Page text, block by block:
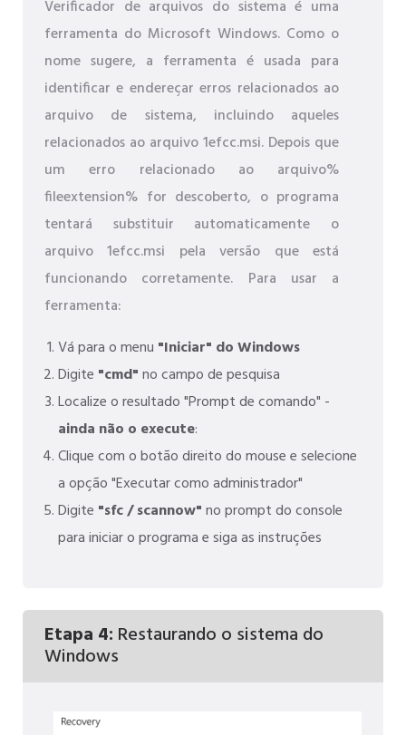
Verificador de arquivos do sistema é uma
ferramenta do Microsoft Windows. Como o
nome sugere, a ferramenta é usada para
identificar e endereçar erros relacionados ao
arquivo de sistema, incluindo aqueles
relacionados ao arquivo 1efcc.msi. Depois que
um erro relacionado ao arquivo%
fileextension% for descoberto, o programa
tentará substituir automaticamente o
arquivo 1efcc.msi pela versão que está
funcionando corretamente. Para usar a
ferramenta:
Vá para o menu "Iniciar" do Windows
Digite "cmd"no campo de pesquisa
Localize o resultado "Prompt de comando" -
ainda não o execute:
Clique com o botão direito do mouse e selecione
a opção "Executar como administrador"
Digite "sfc / scannow"no prompt do console
para iniciar o programa e siga as instruções
Etapa 4: Restaurando o sistema do
Windows